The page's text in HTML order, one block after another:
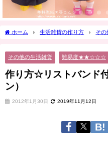
ホーム 生活雑貨の作り方 その
その他の生活雑貨 難易度★★☆☆☆
作り方☆リストバンド
ン）
2012年1月30日 2019年11月12日